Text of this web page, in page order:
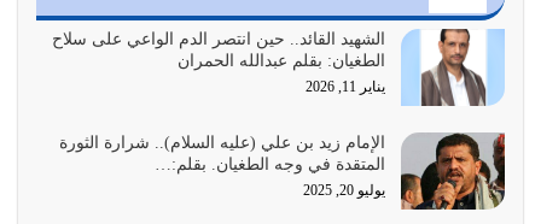
الدين الذي شرعه الله لا يجوز أن يخضع لآرائنا وأهوائنا
واجتهاداتنا لأننا سنختلف ونتفرق
يوليو 24, 2026
أمة عاجزة عن النهوض…
يوليو 23, 2026
الشهيد القائد.. حين انتصر الدم الواعي على سلاح
الطغيان: بقلم عبدالله الحمران
يناير 11, 2026
الإمام زيد بن علي (عليه السلام).. شرارة الثورة
المتقدة في وجه الطغيان. بقلم:…
يوليو 20, 2025